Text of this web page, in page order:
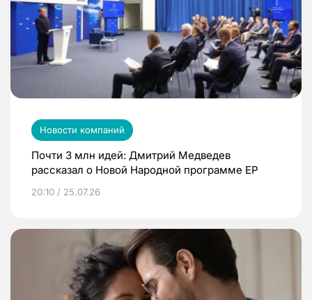
Новости компаний
Почти 3 млн идей: Дмитрий Медведев
рассказал о Новой Народной программе ЕР
20:10 / 25.07.26